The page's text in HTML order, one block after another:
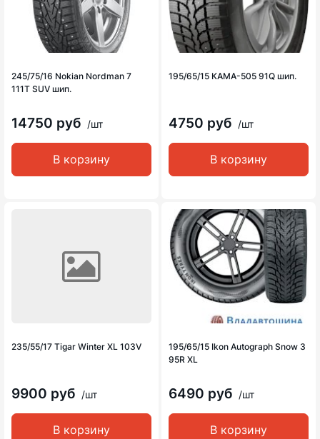
245/75/16 Nokian Nordman 7
111T SUV шип.
14750 руб /шт
В корзину
195/65/15 КАМА-505 91Q шип.
4750 руб /шт
В корзину
235/55/17 Tigar Winter XL 103V
9900 руб /шт
В корзину
195/65/15 Ikon Autograph Snow 3
95R XL
6490 руб /шт
В корзину